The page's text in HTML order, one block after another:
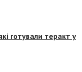
готували теракт у